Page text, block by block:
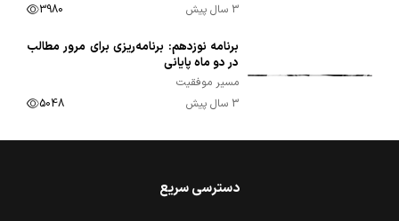
3 سال پیش
3980
برنامه نوزدهم: برنامه‌ریزی برای مرور مطالب
در دو ماه پایانی
مسیر موفقیت
3 سال پیش
5048
دسترسی سریع